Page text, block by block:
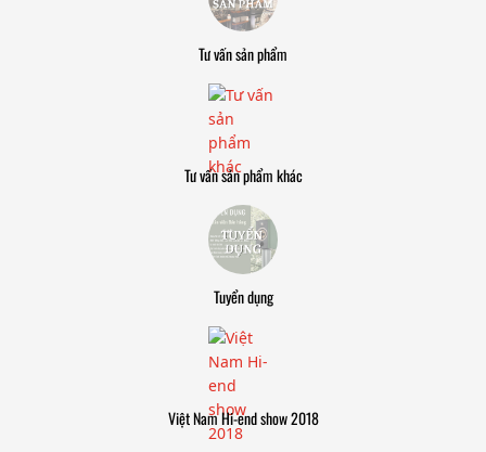
Tư vấn sản phẩm
Tư vấn sản phẩm khác
Tuyển dụng
Việt Nam Hi-end show 2018